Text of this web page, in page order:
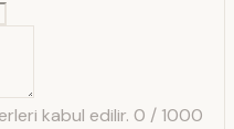
kabul edilir. 0 / 1000